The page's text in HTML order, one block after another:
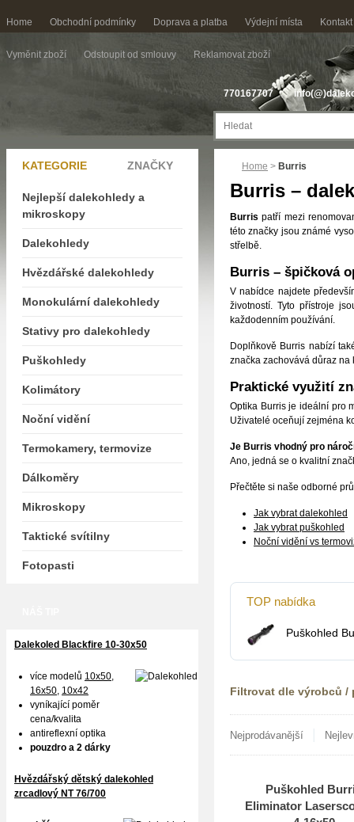
Home Obchodní podmínky Doprava a platba Výdejní místa Kontakt
Vyměnit zboží Odstoupit od smlouvy Reklamovat zboží
770167707
Home > Burris
Burris –
Burris patří mezi
této značky jsou známé
střelbě.
Burris – špičková
V nabídce najdete
životností. Tyto přístroje
každodenním používání.
Doplňkově Burris nabízí
značka zachovává důraz na
Praktické využití
Optika Burris je ideální pro
Uživatelé oceňují zejména
Je Burris vhodný pro
Ano, jedná se o kvalitní
Přečtěte si naše odborné
Jak vybrat dalekohled
Jak vybrat puškohled
Noční vidění vs
TOP nabídka
Puškohled
Filtrovat dle výrobců /
Nejprodávanější
Puškohled
Eliminator
KATEGORIE ZNAČKY
Nejlepší dalekohledy a
mikroskopy
Dalekohledy
Hvězdářské dalekohledy
Monokulární dalekohledy
Stativy pro dalekohledy
Puškohledy
Kolimátory
Noční vidění
Termokamery, termovize
Dálkoměry
Mikroskopy
Taktické svítilny
Fotopasti
Dalekoled Blackfire 10-30x50
více modelů 10x50,
16x50, 10x42
vyníkající poměr
cena/kvalita
antireflexní optika
pouzdro a 2 dárky
Hvězdářský dětský dalekohled
zrcadlový NT 76/700